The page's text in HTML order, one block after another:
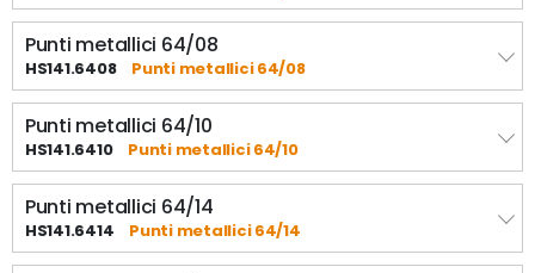
Punti metallici 64/08
HS141.6408 Punti metallici 64/08
Punti metallici 64/10
HS141.6410 Punti metallici 64/10
Punti metallici 64/14
HS141.6414 Punti metallici 64/14